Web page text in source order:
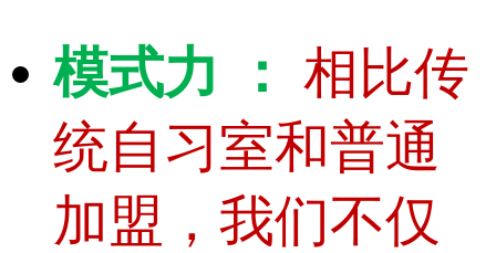
模式力 ： 相比传
统自习室和普通
加盟，我们不仅